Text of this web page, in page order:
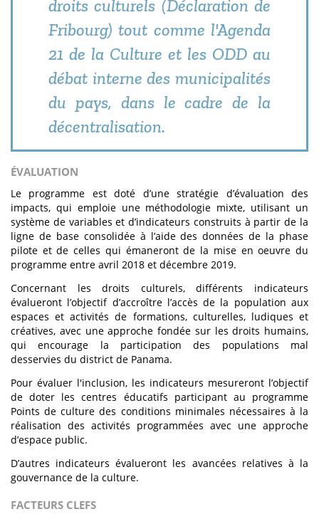
droits culturels (Déclaration de
Fribourg) tout comme l'Agenda
21 de la Culture et les ODD au
débat interne des municipalités
du pays, dans le cadre de la
décentralisation.
ÉVALUATION
Le programme est doté d’une stratégie d’évaluation des
impacts, qui emploie une méthodologie mixte, utilisant un
système de variables et d’indicateurs construits à partir de la
ligne de base consolidée à l’aide des données de la phase
pilote et de celles qui émaneront de la mise en oeuvre du
programme entre avril 2018 et décembre 2019.
Concernant les droits culturels, différents indicateurs
évalueront l’objectif d’accroître l’accès de la population aux
espaces et activités de formations, culturelles, ludiques et
créatives, avec une approche fondée sur les droits humains,
qui encourage la participation des populations mal
desservies du district de Panama.
Pour évaluer l'inclusion, les indicateurs mesureront l’objectif
de doter les centres éducatifs participant au programme
Points de culture des conditions minimales nécessaires à la
réalisation des activités programmées avec une approche
d’espace public.
D’autres indicateurs évalueront les avancées relatives à la
gouvernance de la culture.
FACTEURS CLEFS